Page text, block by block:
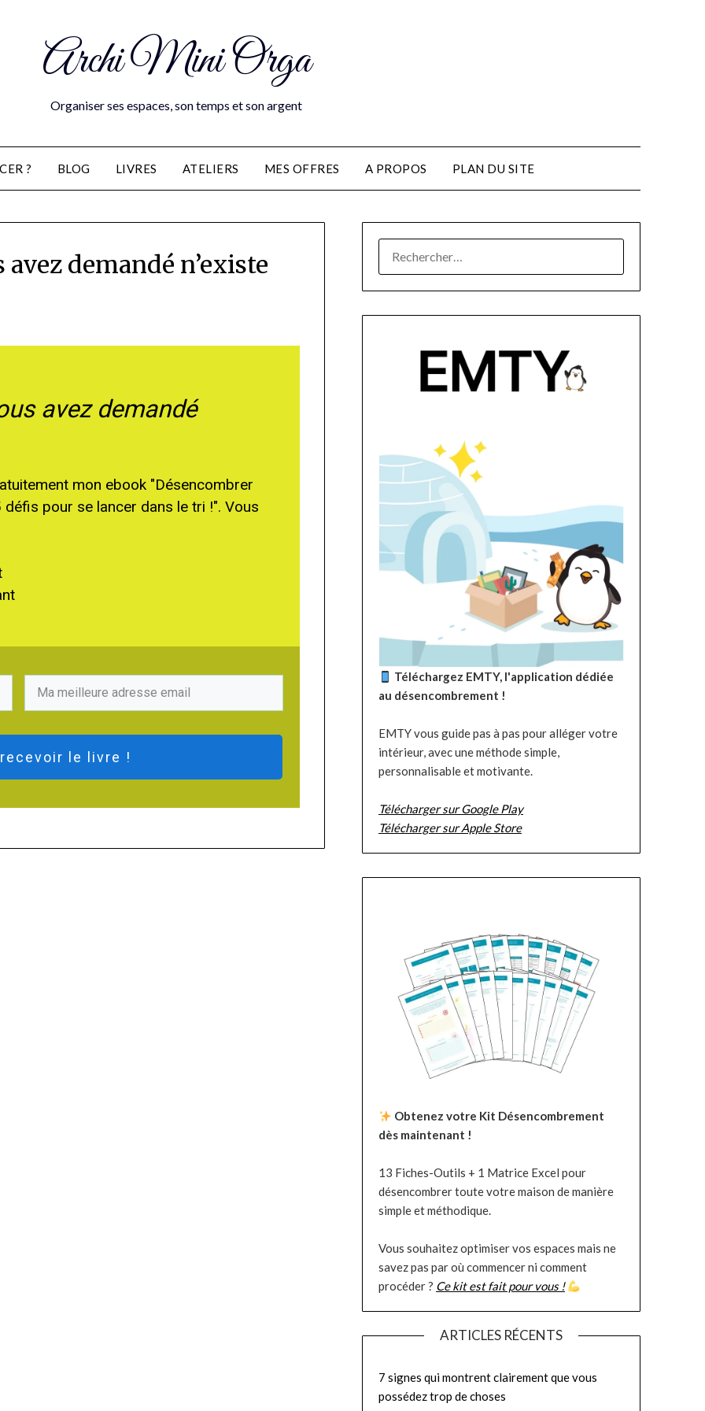
Archi Mini Orga
Organiser ses espaces, son temps et son argent
? BLOG LIVRES ATELIERS MES OFFRES A PROPOS PLAN DU SITE
avez demandé n’existe
avez demandé
mon ebook "Désencombrer
pour se lancer dans le tri !". Vous
le livre !
Téléchargez EMTY, l'application dédiée
au désencombrement !
EMTY vous guide pas à pas pour alléger votre
intérieur, avec une méthode simple,
personnalisable et motivante.
Télécharger sur Google Play
Télécharger sur Apple Store
Obtenez votre Kit Désencombrement
dès maintenant !
13 Fiches-Outils + 1 Matrice Excel pour
désencombrer toute votre maison de manière
simple et méthodique.
Vous souhaitez optimiser vos espaces mais ne
savez pas par où commencer ni comment
procéder ? Ce kit est fait pour vous !
ARTICLES RÉCENTS
7 signes qui montrent clairement que vous
possédez trop de choses